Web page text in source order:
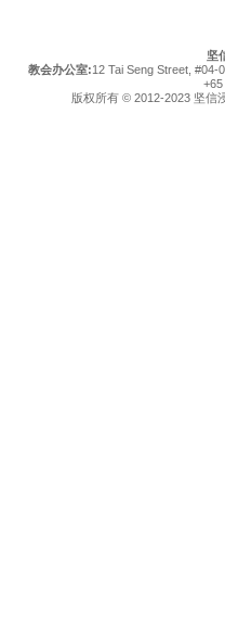
坚
教会办公室:12 Tai Seng Street, #04-
版权所有 © 2012-2023 坚信